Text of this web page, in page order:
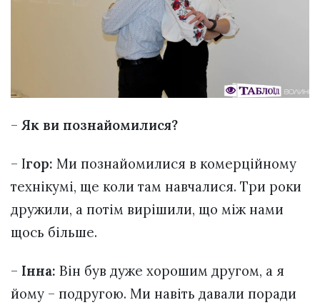
– Як ви познайомилися?
– Ігор: Ми познайомилися в комерційному
технікумі, ще коли там навчалися. Три роки
дружили, а потім вирішили, що між нами
щось більше.
– Інна: Він був дуже хорошим другом, а я
йому – подругою. Ми навіть давали поради